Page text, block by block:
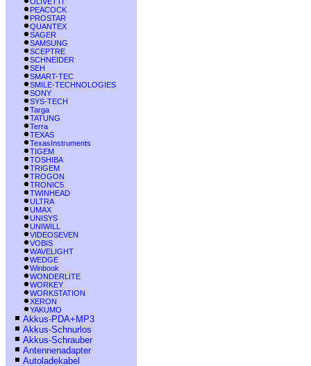
PEACOCK
PROSTAR
QUANTEX
SAGER
SAMSUNG
SCEPTRE
SCHNEIDER
SEH
SMART-TEC
SMILE-TECHNOLOGIES
SONY
SYS-TECH
Targa
TATUNG
Terra
TEXAS
TexasInstruments
TIGEM
TOSHIBA
TRIGEM
TROGON
TRONIC5
TWINHEAD
ULTRA
UMAX
UNISYS
UNIWILL
VIDEOSEVEN
VOBIS
WAVELIGHT
WEDGE
Winbook
WONDERLITE
WORKEY
WORKSTATION
XERON
YAKUMO
Akkus-PDA+MP3
Akkus-Schnurlos
Akkus-Schrauber
Antennenadapter
Autoladekabel